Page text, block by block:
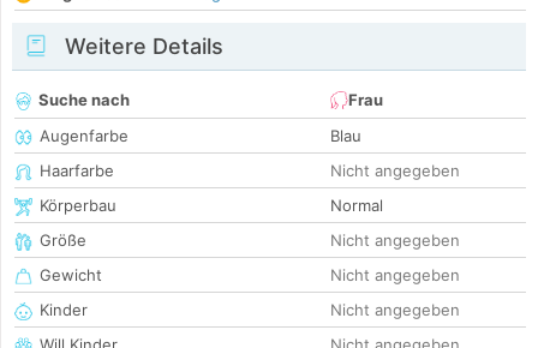
Weitere Details
Suche nach
Frau
Augenfarbe
Blau
Haarfarbe
Nicht angegeben
Körperbau
Normal
Größe
Nicht angegeben
Gewicht
Nicht angegeben
Kinder
Nicht angegeben